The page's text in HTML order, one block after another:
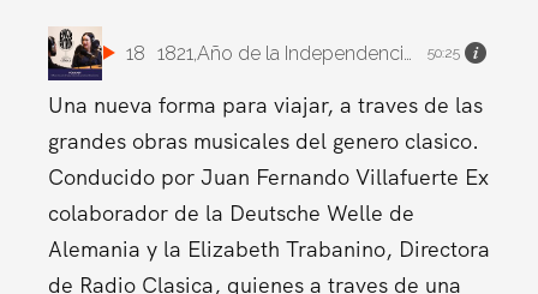
18 50:25
Una nueva forma para viajar, a traves de las
grandes obras musicales del genero clasico.
Conducido por Juan Fernando Villafuerte Ex
colaborador de la Deutsche Welle de
Alemania y la Elizabeth Trabanino, Directora
de Radio Clasica, quienes a traves de una